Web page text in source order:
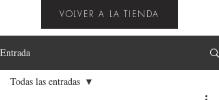
VOLVER A LA TIENDA
Entrada
Todas las entradas